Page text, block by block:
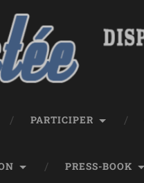
PARTICIPER
PRESS-BOOK